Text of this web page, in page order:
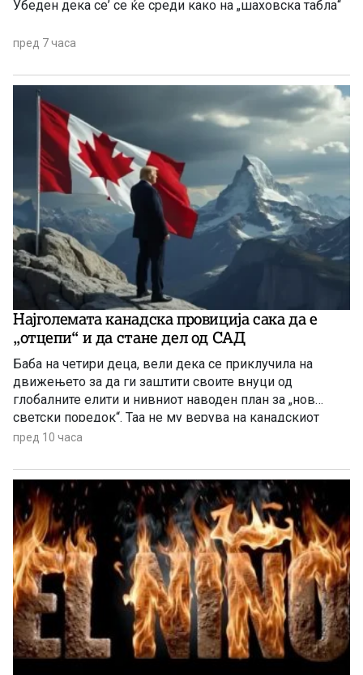
Убеден дека се’ се ќе среди како на „шаховска табла“
пред 7 часа
Најголемата канадска провиција сака да е
„отцепи“ и да стане дел од САД
Баба на четири деца, вели дека се приклучила на
движењето за да ги заштити своите внуци од
глобалните елити и нивниот наводен план за „нов
светски поредок“. Таа не му верува на канадскиот
премиер Марк Карни, но му верува на Доналд Трамп
пред 10 часа